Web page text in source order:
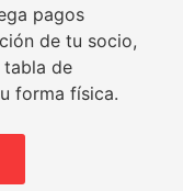
pagos
de tu socio,
tabla de
forma física.